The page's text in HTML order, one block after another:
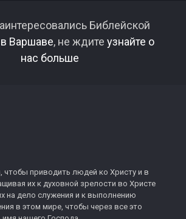
Библейской
в Варшаве, не ждите узнайте о
нас больше
приводить людей ко Христу и в
их к духовной зрелости во Христе
на дело служения и к выполнению
в этом мире, чтобы через все это